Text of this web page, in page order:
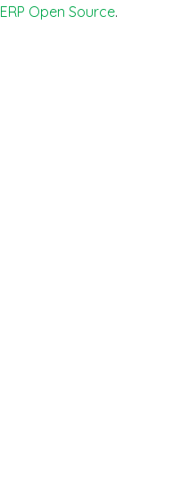
ERP Open Source.